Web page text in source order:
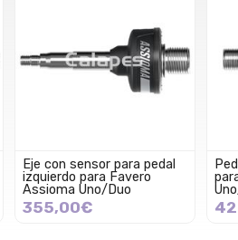
Pedal derecho con sensor
para Favero Assioma
Uno/Duo
426,38€